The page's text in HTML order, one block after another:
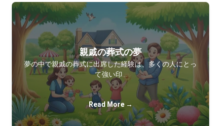
親戚の葬式の夢
夢の中で親戚の葬式に出席した経験は、多くの人にとっ
て強い印…
Read More →